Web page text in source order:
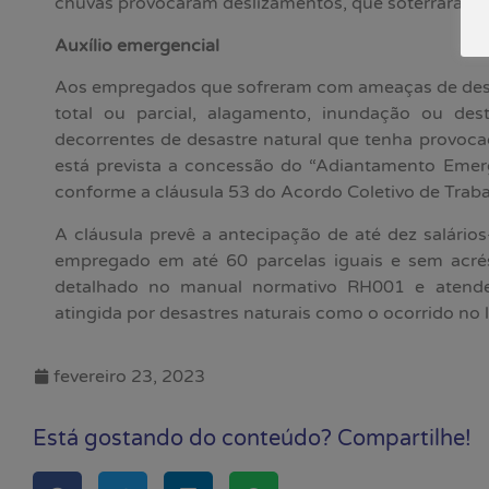
Auxílio emergencial
Aos empregados que sofreram com ameaças de
total ou parcial, alagamento, inundação ou
decorrentes de desastre natural que tenha
está prevista a concessão do “Adiantamento
conforme a cláusula 53 do Acordo Coletivo de
A cláusula prevê a antecipação de até dez
empregado em até 60 parcelas iguais e sem
detalhado no manual normativo RH001 e
atingida por desastres naturais como o ocorrido no
fevereiro 23, 2023
Está gostando do conteúdo? Compartilhe!